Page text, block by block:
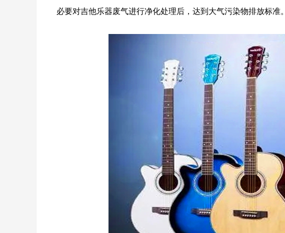
必要对吉他乐器废气进行净化处理后，达到大气污染物排放标准。